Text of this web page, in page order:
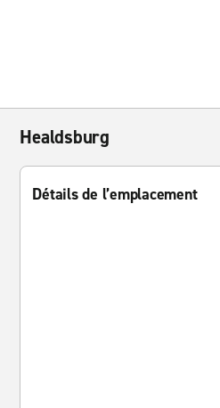
Healdsburg
Détails de l’emplacement